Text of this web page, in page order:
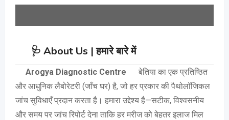
🩺 About Us | हमारे बारे में
Arogya Diagnostic Centre
बेतिया का एक प्रतिष्ठित
और आधुनिक लैबोरेटरी (जाँच घर) है, जो हर प्रकार की पैथोलॉजिकल
जांच सुविधाएँ प्रदान करता है। हमारा उद्देश्य है—सटीक, विश्वसनीय
और समय पर जांच रिपोर्ट देना ताकि हर मरीज को बेहतर इलाज मिल